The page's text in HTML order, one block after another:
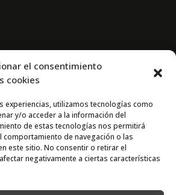
el consentimiento
cookies
experiencias, utilizamos tecnologías como
y/o acceder a la información del
de estas tecnologías nos permitirá
de navegación o las
este sitio. No consentir o retirar el
negativamente a ciertas características
de Medicina